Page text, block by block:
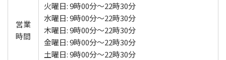
営業
時間
火曜日: 9時00分～22時30分
水曜日: 9時00分～22時30分
木曜日: 9時00分～22時30分
金曜日: 9時00分～22時30分
土曜日: 9時00分～22時30分